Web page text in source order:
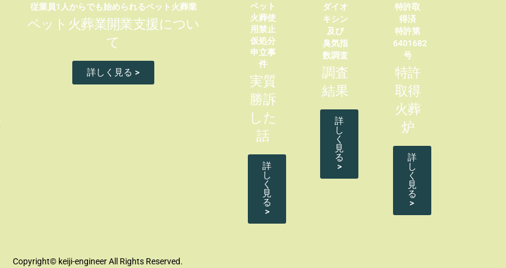
従業員1人からでも始められるペット火葬業
ペット火葬業開業支援につい
て
詳しく見る >
ペット
火葬使
用禁止
仮処分
申立事
件
実質
勝訴
した
話
詳
し
く
見
る
>
ダイオ
キシン
及び
臭気指
数調査
調査
結果
詳
し
く
見
る
>
特許取
得済
特許第
6401682
号
特許
取得
火葬
炉
詳
し
く
見
る
>
Copyright© keiji-engineer All Rights Reserved.